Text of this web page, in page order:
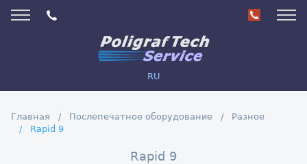
RU
Главная Послепечатное оборудование
Разное
Rapid 9
Rapid 9